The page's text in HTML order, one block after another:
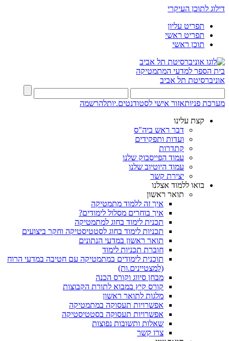
דילוג לתוכן העיקרי
תפריט עליון
תפריט ראשי
תוכן ראשי
בית הספר למדעי המתמטיקה
אוניברסיטת תל אביב
מערכת פניותאזור אישי לסטודנטים.יותלהרשמה
קצת עלינו
דבר ראש ביה"ס
ועדות ותפקידים
קתדרות
עמוד הפייסבוק שלנו
עמוד היוטיוב שלנו
יצירת קשר
בואו ללמוד אצלנו
תואר ראשון
איך זה ללמוד מתמטיקה
איך בוחרים מסלול לימודים?
תכנית לימוד בחוג למתמטיקה
תכניות לימוד בחוג לסטטיסטיקה וחקר ביצועים
תואר ראשון במדעי הנתונים
חוברת תכניות לימוד
תוכנית לימודים במתמטיקה עם חטיבה במדעי הרוח
(למצטיינים.ות)
מבחן סיווג וקורס הכנה
קורס קיץ במבוא לתורת הקבוצות
מלגות לתואר ראשון
אפשרויות תעסוקה במתמטיקה
אפשרויות תעסוקה בסטטיסטיקה
שאלות ותשובות נפוצות
צרו קשר